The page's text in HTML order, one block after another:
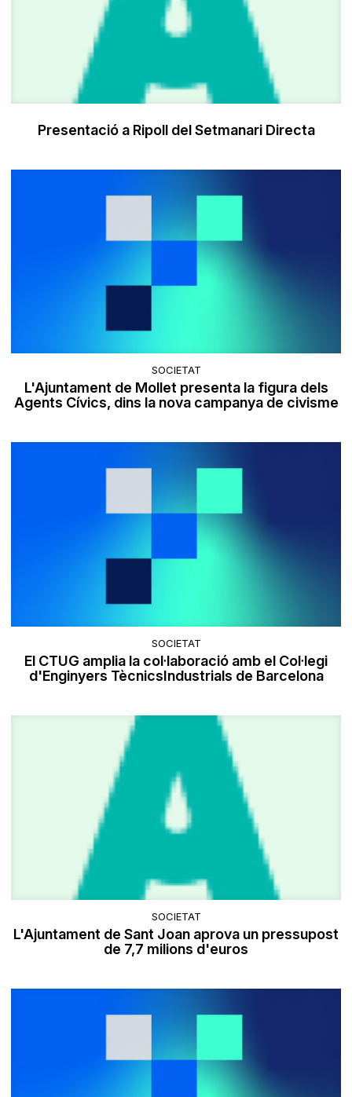
Presentació a Ripoll del Setmanari Directa
SOCIETAT
L'Ajuntament de Mollet presenta la figura dels
Agents Cívics, dins la nova campanya de civisme
SOCIETAT
El CTUG amplia la col·laboració amb el Col·legi
d'Enginyers TècnicsIndustrials de Barcelona
SOCIETAT
L'Ajuntament de Sant Joan aprova un pressupost
de 7,7 milions d'euros